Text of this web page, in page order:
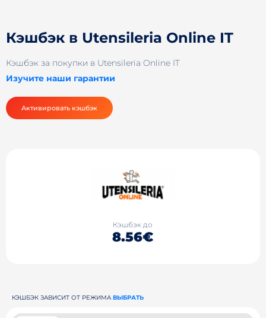
Кэшбэк в Utensileria Online IT
Кэшбэк за покупки в Utensileria Online IT
Изучите наши гарантии
Активировать кэшбэк
Кэшбэк до
8.56€
КЭШБЭК ЗАВИСИТ ОТ РЕЖИМА ВЫБРАТЬ